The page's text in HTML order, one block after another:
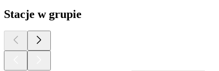
Stacje w grupie